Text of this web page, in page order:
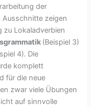
der
zeigen
zu Lokaladverbien
(Beispiel 3)
4). Die
komplett
für die neue
zwar viele Übungen
auf sinnvolle